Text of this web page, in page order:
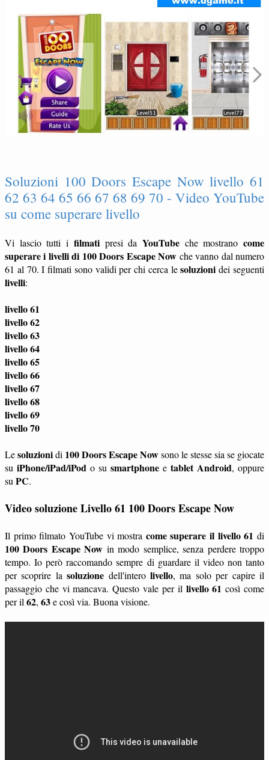
Soluzioni 100 Doors Escape Now livello 61
62 63 64 65 66 67 68 69 70 - Video YouTube
su come superare livello
Vi lascio tutti i filmatipresi da YouTubeche mostranocome
superare i livelli di 100 Doors Escape Now che vanno dal numero
61 al 70. I filmati sono validi per chi cerca lesoluzioni dei seguenti
livelli:
livello 61
livello 62
livello 63
livello 64
livello 65
livello 66
livello 67
livello 68
livello 69
livello 70
Lesoluzionidi 100 Doors Escape Nowsono le stesse sia se giocate
su iPhone/iPad/iPod o su smartphone e tablet Android, oppure
su PC.
Video soluzione Livello 61 100 Doors Escape Now
Il primo filmato YouTube vi mostra come superare il livello 61 di
100 Doors Escape Now in modo semplice, senza perdere troppo
tempo. Io però raccomando sempre di guardare il video non tanto
per scoprire lasoluzione dell'interolivello, ma solo per capire il
passaggio che vi mancava. Questo vale per il livello 61 così come
per il 62, 63e così via. Buona visione.